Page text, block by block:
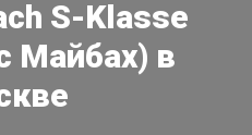
S-Klasse
Майбах) в